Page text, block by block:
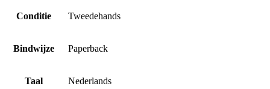
Conditie Tweedehands
Bindwijze Paperback
Taal Nederlands